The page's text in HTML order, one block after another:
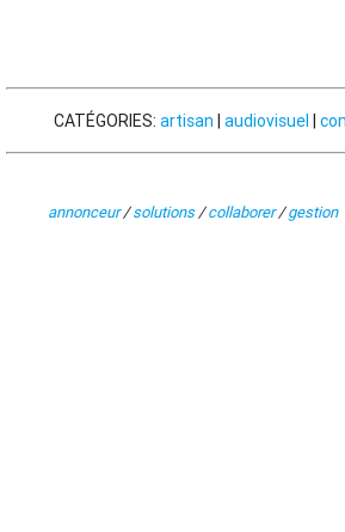
CATÉGORIES: artisan | audiovisuel |
annonceur/solutions/collaborer/gestion